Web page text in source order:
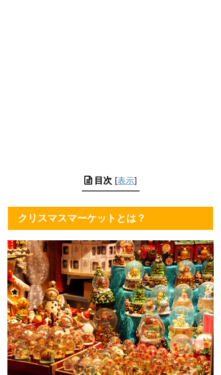
目次 [表示]
クリスマスマーケットとは？